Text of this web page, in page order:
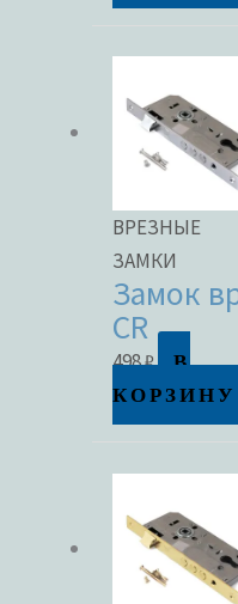
ВРЕЗНЫЕ
ЗАМКИ
Замок
CR
498₽
В
КОРЗИНУ